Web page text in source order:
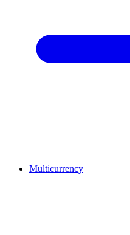
Multicurrency